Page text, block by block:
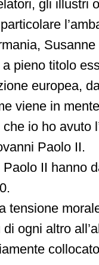
gli illustri
pieno titolo
europea,
viene in
io ho avuto
Paolo II.
II hanno
tensione
ogni altro